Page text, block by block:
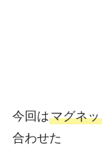
今回はマグネ
合わせた